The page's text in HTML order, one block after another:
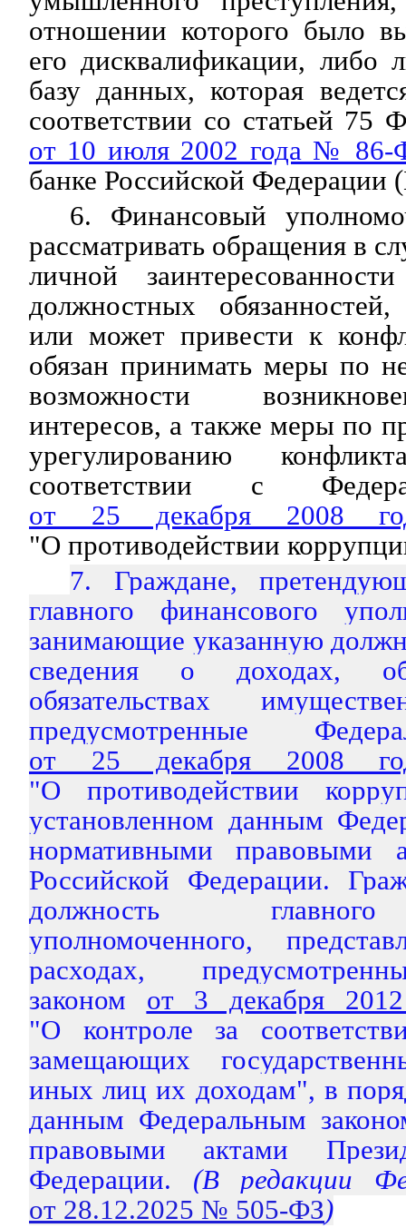
отношении которого было
его дисквалификации, либо
базу данных, которая
соответствии со статьей 75
от 10 июля 2002 года № 86-
банке Российской Федерации
6. Финансовый
рассматривать обращения в
личной
должностных
или может привести к
обязан принимать меры по
возможности
интересов, а также меры по
урегулированию
соответствии с
от 25 декабря 2008
"О противодействии
7. Граждане,
главного финансового
занимающие указанную
сведения о доходах,
обязательствах
предусмотренные
от 25 декабря 2008
"О противодействии
установленном данным
нормативными правовыми
Российской Федерации.
должность
уполномоченного,
расходах,
законом от 3 декабря
"О контроле за
замещающих
иных лиц их доходам", в
данным Федеральным
правовыми актами
Федерации. (В редакции
от 28.12.2025 № 505-ФЗ)